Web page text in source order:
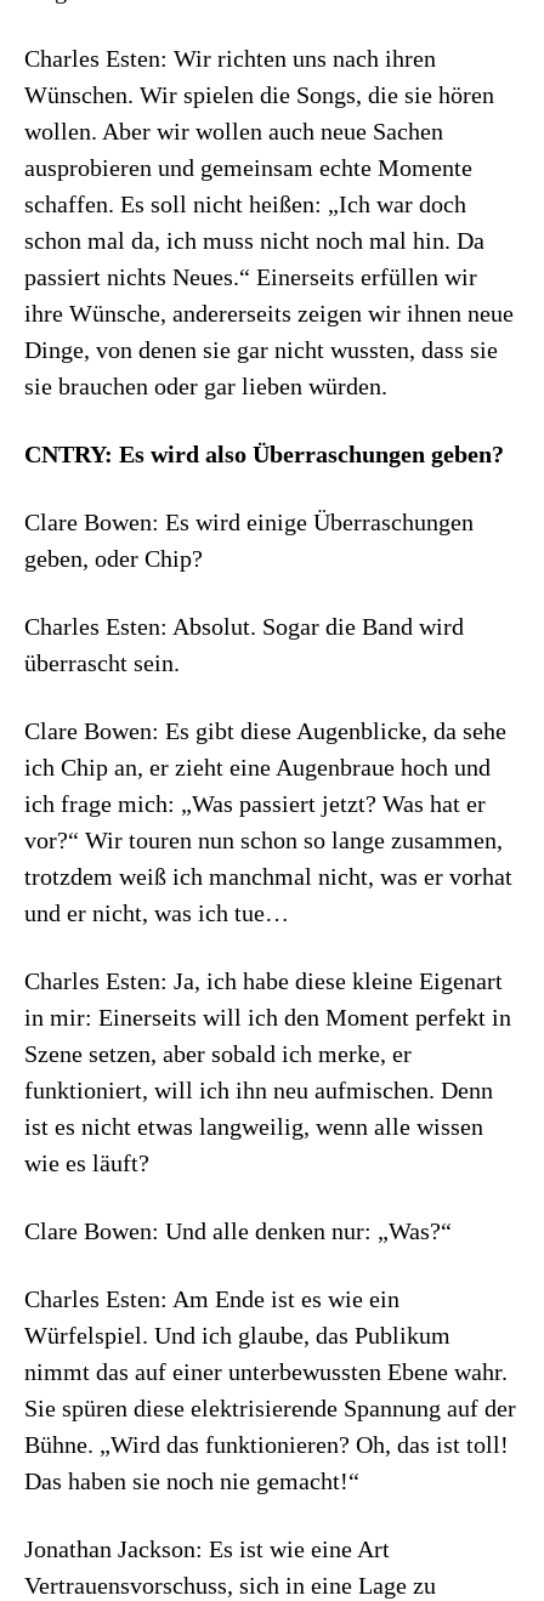
Charles Esten: Wir richten uns nach ihren
Wünschen. Wir spielen die Songs, die sie hören
wollen. Aber wir wollen auch neue Sachen
ausprobieren und gemeinsam echte Momente
schaffen. Es soll nicht heißen: „Ich war doch
schon mal da, ich muss nicht noch mal hin. Da
passiert nichts Neues.“ Einerseits erfüllen wir
ihre Wünsche, andererseits zeigen wir ihnen neue
Dinge, von denen sie gar nicht wussten, dass sie
sie brauchen oder gar lieben würden.
CNTRY: Es wird also Überraschungen geben?
Clare Bowen: Es wird einige Überraschungen
geben, oder Chip?
Charles Esten: Absolut. Sogar die Band wird
überrascht sein.
Clare Bowen: Es gibt diese Augenblicke, da sehe
ich Chip an, er zieht eine Augenbraue hoch und
ich frage mich: „Was passiert jetzt? Was hat er
vor?“ Wir touren nun schon so lange zusammen,
trotzdem weiß ich manchmal nicht, was er vorhat
und er nicht, was ich tue…
Charles Esten: Ja, ich habe diese kleine Eigenart
in mir: Einerseits will ich den Moment perfekt in
Szene setzen, aber sobald ich merke, er
funktioniert, will ich ihn neu aufmischen. Denn
ist es nicht etwas langweilig, wenn alle wissen
wie es läuft?
Clare Bowen: Und alle denken nur: „Was?“
Charles Esten: Am Ende ist es wie ein
Würfelspiel. Und ich glaube, das Publikum
nimmt das auf einer unterbewussten Ebene wahr.
Sie spüren diese elektrisierende Spannung auf der
Bühne. „Wird das funktionieren? Oh, das ist toll!
Das haben sie noch nie gemacht!“
Jonathan Jackson: Es ist wie eine Art
Vertrauensvorschuss, sich in eine Lage zu